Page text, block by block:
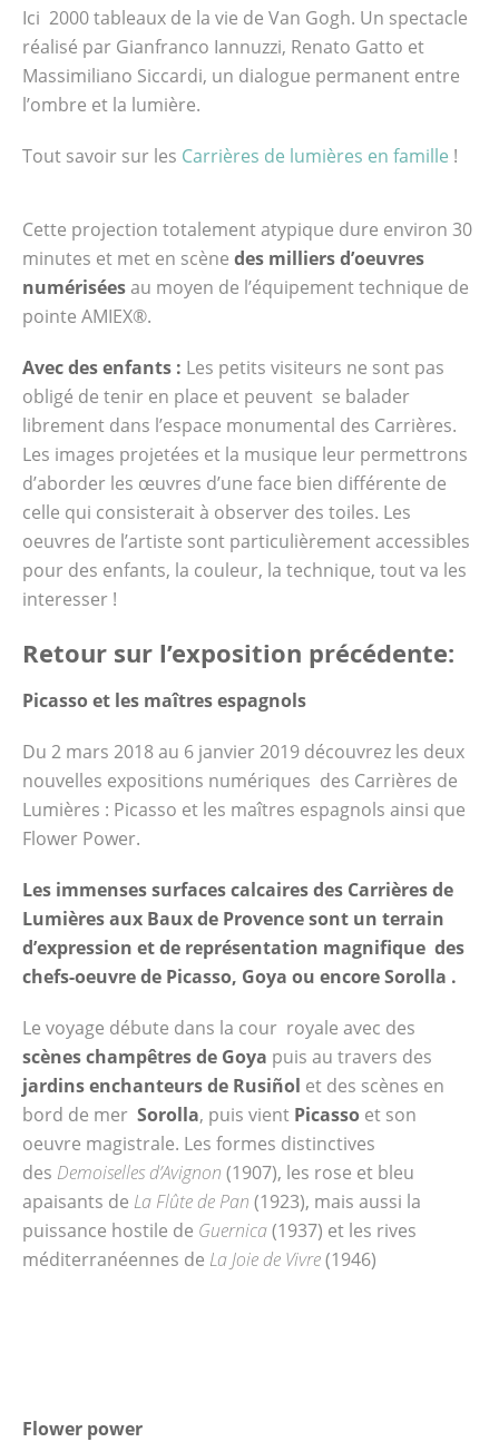
Ici 2000 tableaux de la vie de Van Gogh. Un spectacle
réalisé par Gianfranco Iannuzzi, Renato Gatto et
Massimiliano Siccardi, un dialogue permanent entre
l’ombre et la lumière.
Tout savoir sur les Carrières de lumières en famille !
Cette projection totalement atypique dure environ 30
minutes et met en scène des milliers d’oeuvres
numériséesau moyen de l’équipement technique de
pointe AMIEX®.
Avec des enfants : Les petits visiteurs ne sont pas
obligé de tenir en place et peuvent se balader
librement dans l’espace monumental des Carrières.
Les images projetées et la musique leur permettrons
d’aborder les œuvres d’une face bien différente de
celle qui consisterait à observer des toiles. Les
oeuvres de l’artiste sont particulièrement accessibles
pour des enfants, la couleur, la technique, tout va les
interesser !
Retour sur l’exposition précédente:
Picasso et les maîtres espagnols
Du 2 mars 2018 au 6 janvier 2019 découvrez les deux
nouvelles expositions numériques des Carrières de
Lumières : Picasso et les maîtres espagnols ainsi que
Flower Power.
Les immenses surfaces calcaires des Carrières de
Lumières aux Baux de Provence sont un terrain
d’expression et de représentation magnifique des
chefs-oeuvre de Picasso, Goya ou encore Sorolla .
Le voyage débute dans la cour royale avec des
scènes champêtres de Goya puis au travers des
jardins enchanteurs de Rusiñol et des scènes en
bord de mer Sorolla, puis vient Picasso et son
oeuvre magistrale. Les formes distinctives
des Demoiselles d’Avignon (1907), les rose et bleu
apaisants de La Flûte de Pan (1923), mais aussi la
puissance hostile de Guernica(1937) et les rives
méditerranéennes de La Joie de Vivre(1946)
Flower power